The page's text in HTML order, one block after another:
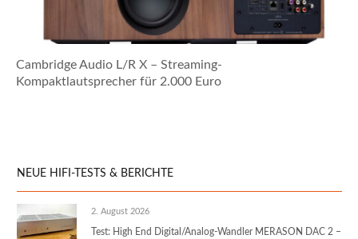
Cambridge Audio L/R X – Streaming-
Kompaktlautsprecher für 2.000 Euro
NEUE HIFI-TESTS & BERICHTE
2. August 2026
Test: High End Digital/Analog-Wandler MERASON DAC 2 –